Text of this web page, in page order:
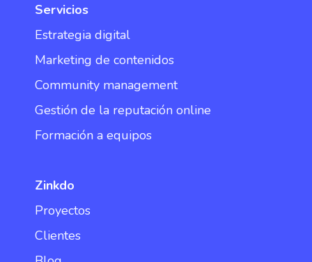
Servicios
Estrategia digital
Marketing de contenidos
Community management
Gestión de la reputación online
Formación a equipos
Zinkdo
Proyectos
Clientes